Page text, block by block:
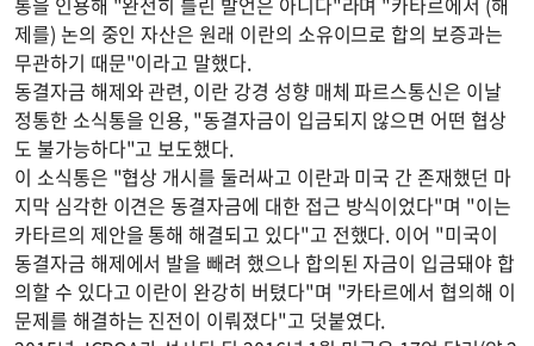
제를) 논의 중인 자산은 원래 이란의 소유이므로 합의 보증과는
무관하기 때문"이라고 말했다.
동결자금 해제와 관련, 이란 강경 성향 매체 파르스통신은 이날
정통한 소식통을 인용, "동결자금이 입금되지 않으면 어떤 협상
도 불가능하다"고 보도했다.
이 소식통은 "협상 개시를 둘러싸고 이란과 미국 간 존재했던 마
지막 심각한 이견은 동결자금에 대한 접근 방식이었다"며 "이는
카타르의 제안을 통해 해결되고 있다"고 전했다. 이어 "미국이
동결자금 해제에서 발을 빼려 했으나 합의된 자금이 입금돼야 합
의할 수 있다고 이란이 완강히 버텼다"며 "카타르에서 협의해 이
문제를 해결하는 진전이 이뤄졌다"고 덧붙였다.